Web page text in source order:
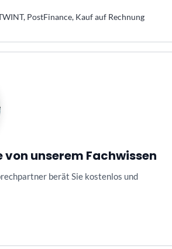
PostFinance, Kauf auf Rechnung
von unserem Fachwissen
berät Sie kostenlos und